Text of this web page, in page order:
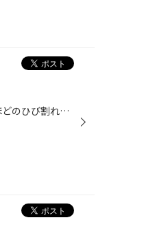
こんにちは、タイヤ館あさかです。 今日の最初のお客様 一目でわかるほどのひび割れが、ぐるっと一周入っています。 これでは、雨が増えるこれからの時期、非常に危険！！ 新しいタイヤに交換して、お帰りになられました。 タイヤの事で気になることがある方！ 当店スタッフにご相談下さい(｀・ω・´...